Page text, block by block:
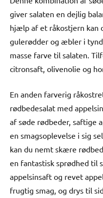
giver salaten en dejlig
hjælp af et råkostjern kan
gulerødder og æbler i
masse farve til salaten.
citronsaft, olivenolie og
En anden farverig
rødbedesalat med
af søde rødbeder, saftige
en smagsoplevelse i sig
kan du nemt skære
en fantastisk sprødhed til
appelsinsaft og revet
frugtig smag, og drys til